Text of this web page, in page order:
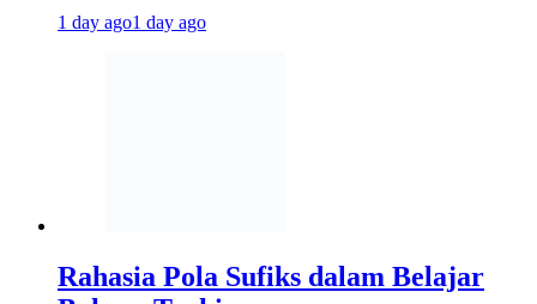
1 day ago1 day ago
Rahasia Pola Sufiks dalam Belajar